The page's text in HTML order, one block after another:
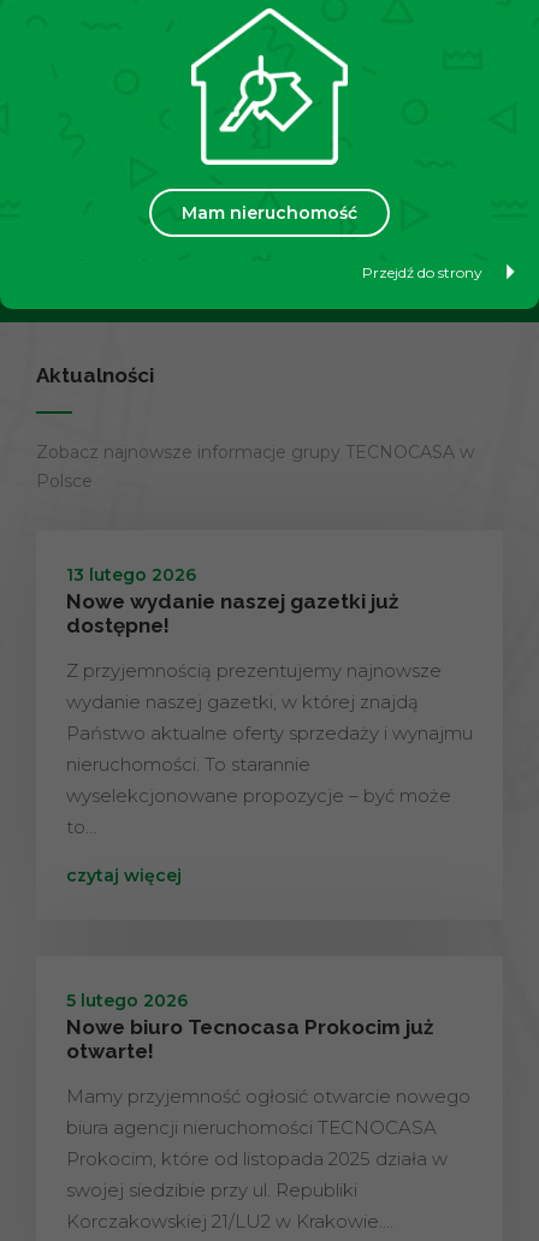
Mam nieruchomość
Przejdź do strony
Chcesz sprzedać lub wynająć
swoją nieruchomość?
Dowiedz się więcej
Aktualności
Zobacz najnowsze informacje grupy TECNOCASA w
Polsce
13 lutego 2026
Nowe wydanie naszej gazetki już
dostępne!
Z przyjemnością prezentujemy najnowsze
wydanie naszej gazetki, w której znajdą
Państwo aktualne oferty sprzedaży i wynajmu
nieruchomości. To starannie
wyselekcjonowane propozycje – być może
to…
czytaj więcej
5 lutego 2026
Nowe biuro Tecnocasa Prokocim już
otwarte!
Mamy przyjemność ogłosić otwarcie nowego
biura agencji nieruchomości TECNOCASA
Prokocim, które od listopada 2025 działa w
swojej siedzibie przy ul. Republiki
Korczakowskiej 21/LU2 w Krakowie.…